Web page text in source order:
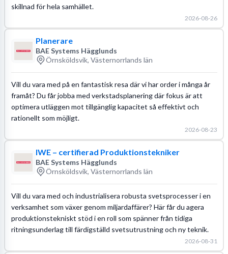
skillnad för hela samhället.
2026-08-26
Planerare
BAE Systems Hägglunds
Örnsköldsvik, Västernorrlands län
Vill du vara med på en fantastisk resa där vi har order i många år
framåt? Du får jobba med verkstadsplanering där fokus är att
optimera utläggen mot tillgänglig kapacitet så effektivt och
rationellt som möjligt.
2026-08-23
IWE – certifierad Produktionstekniker
BAE Systems Hägglunds
Örnsköldsvik, Västernorrlands län
Vill du vara med och industrialisera robusta svetsprocesser i en
verksamhet som växer genom miljardaffärer? Här får du agera
produktionstekniskt stöd i en roll som spänner från tidiga
ritningsunderlag till färdigställd svetsutrustning och ny teknik.
2026-08-31